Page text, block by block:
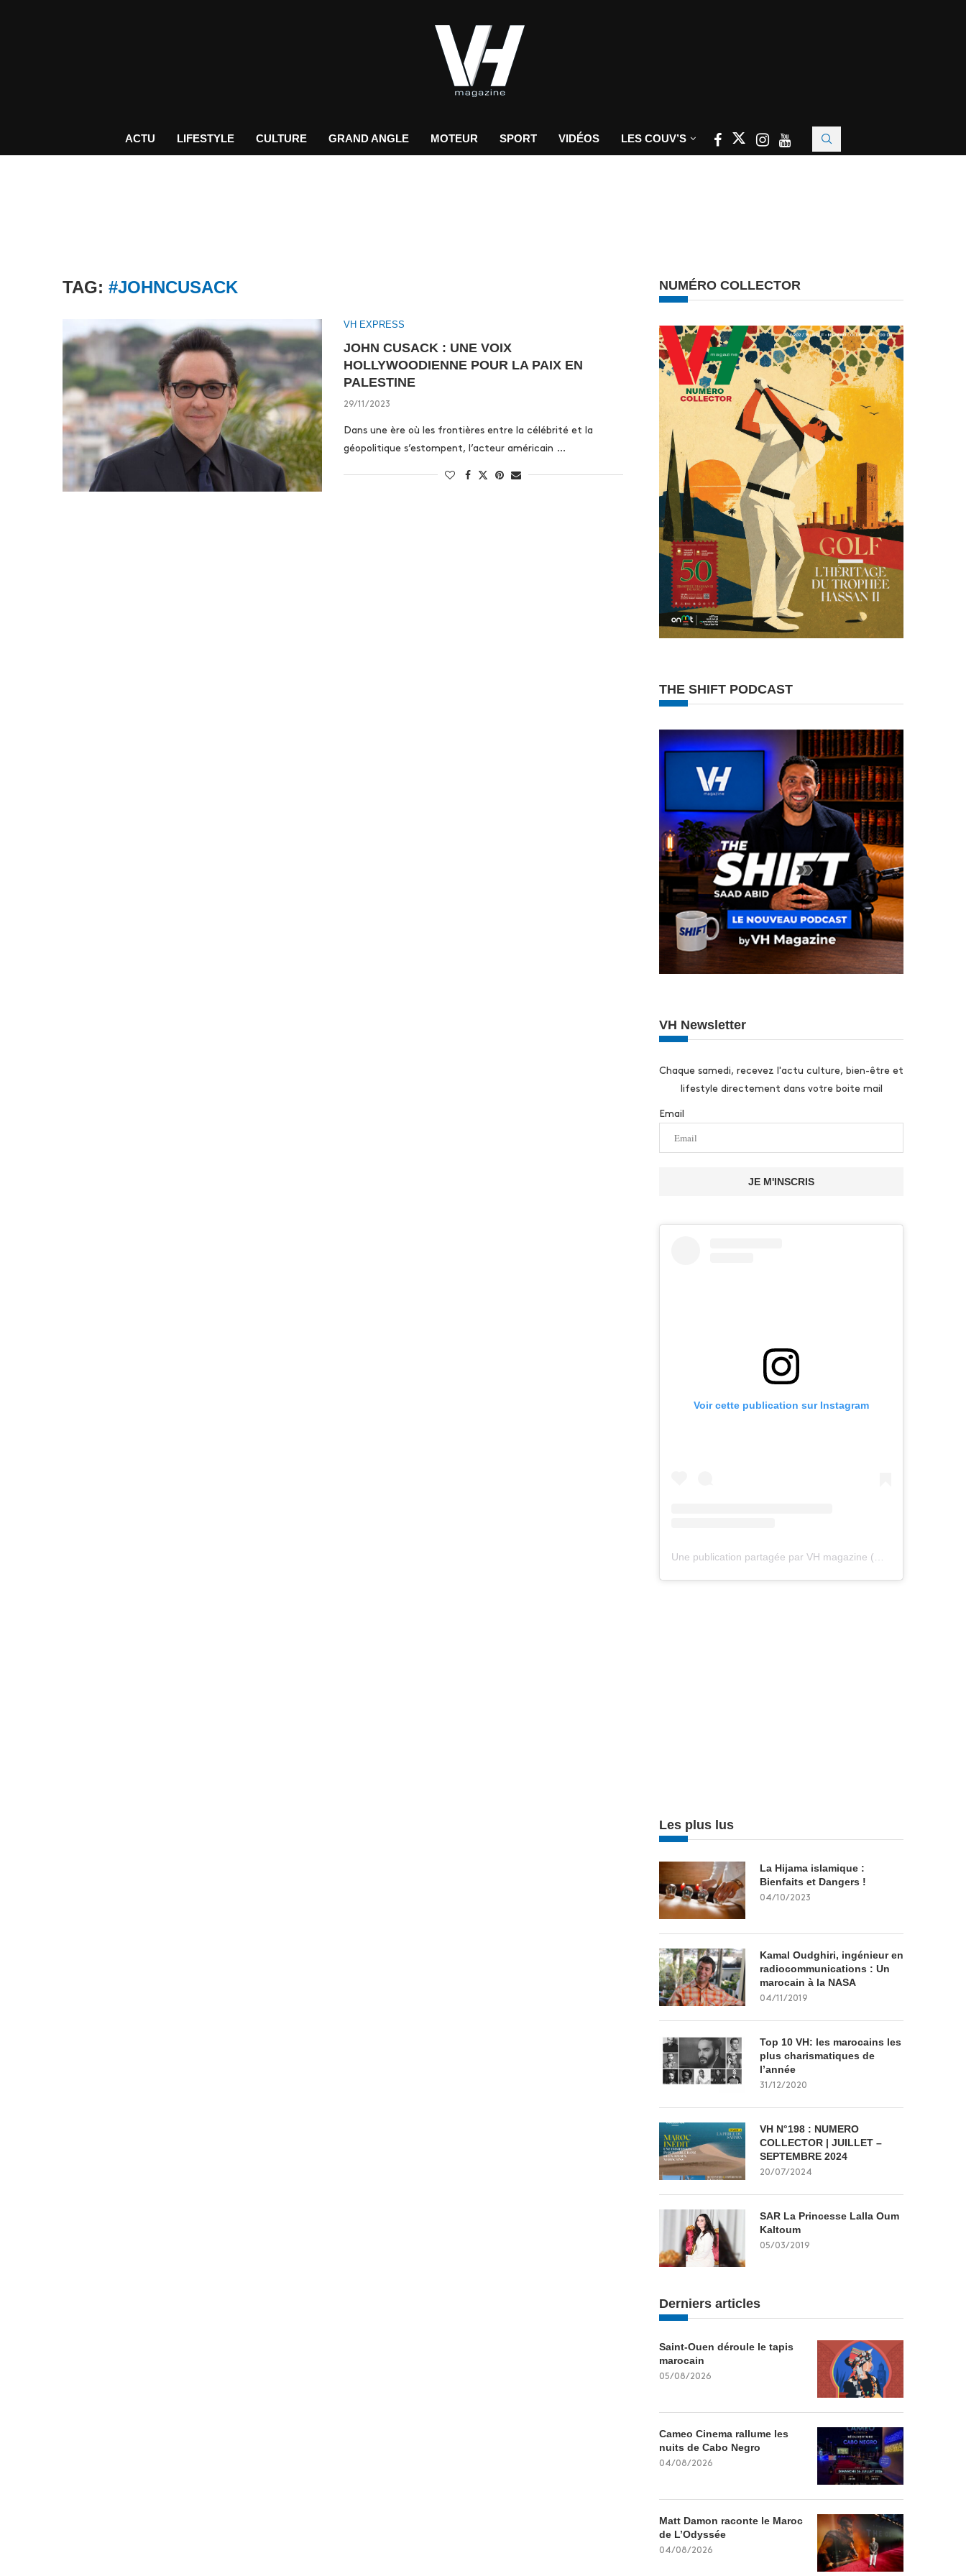
ACTU LIFESTYLE CULTURE GRAND ANGLE MOTEUR SPORT VIDÉOS LES COUV’S
TAG: #JOHNCUSACK
VH EXPRESS
JOHN CUSACK : UNE VOIX
HOLLYWOODIENNE POUR LA PAIX EN
PALESTINE
29/11/2023
Dans une ère où les frontières entre la célébrité et la
géopolitique s’estompent, l’acteur américain …
NUMÉRO COLLECTOR
THE SHIFT PODCAST
VH Newsletter
Chaque samedi, recevez l'actu culture, bien-être et
lifestyle directement dans votre boite mail
Email
JE M'INSCRIS
Voir cette publication sur Instagram
Les plus lus
La Hijama islamique :
Bienfaits et Dangers !
04/10/2023
Kamal Oudghiri, ingénieur en
radiocommunications : Un
marocain à la NASA
04/11/2019
Top 10 VH: les marocains les
plus charismatiques de
l’année
31/12/2020
VH N°198 : NUMERO
COLLECTOR | JUILLET –
SEPTEMBRE 2024
20/07/2024
SAR La Princesse Lalla Oum
Kaltoum
05/03/2019
Derniers articles
Saint-Ouen déroule le tapis
marocain
05/08/2026
Cameo Cinema rallume les
nuits de Cabo Negro
04/08/2026
Matt Damon raconte le Maroc
de L’Odyssée
04/08/2026